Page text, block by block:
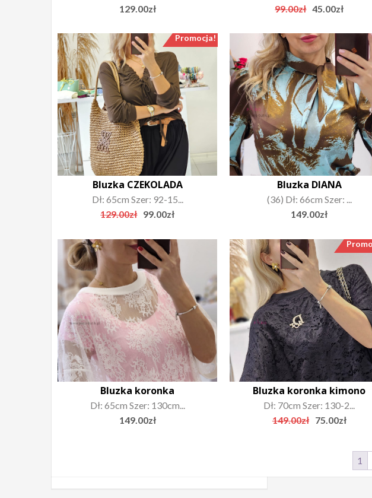
129.00zł
99.00zł
Original
was:
99.00zł.
45.00zł
is:
45.00zł.
Promocja!
Bluzka CZEKOLADA
Dł: 65cm Szer: 92-15...
129.00zł
Original
was:
129.00zł.
99.00zł
is:
99.00zł.
Bluzka DIANA
(36) Dł: 66cm Szer: ...
149.00zł
Bluzka koronka
Dł: 65cm Szer: 130cm...
149.00zł
Bluzka koronka kimono
Dł: 70cm Szer: 130-2...
149.00zł
Original
75.00zł
1